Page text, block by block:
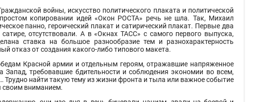
войны, искусство политического плаката и политической
копировании идей «Окон РОСТА» речь не шла. Так, Михаил
панно, героический плакат и сатирический плакат. Первые два
отсутствовали. А в «Окнах ТАСС» с самого первого выпуска,
ставка на большое разнообразие тем и разнохарактерность
отказ от создания какого-либо типового макета.
Красной армии и отдельным героям, отражавшие напряженное
требовавшие бдительности и соблюдения экономии во всем,
найти такую тему из жизни фронта и тыла или важное событие
своим вниманием.